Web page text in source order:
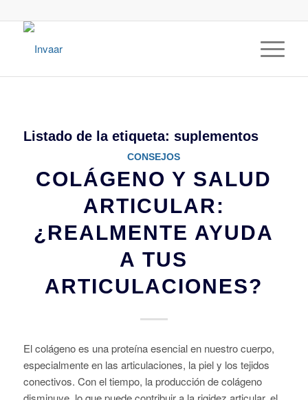
Listado de la etiqueta: suplementos
CONSEJOS
COLÁGENO Y SALUD
ARTICULAR:
¿REALMENTE AYUDA
A TUS
ARTICULACIONES?
El colágeno es una proteína esencial en nuestro cuerpo,
especialmente en las articulaciones, la piel y los tejidos
conectivos. Con el tiempo, la producción de colágeno